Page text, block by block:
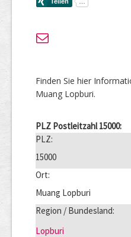
Finden Sie hier
Muang Lopburi.
PLZ Postleitzahl 15000:
PLZ:
15000
Ort:
Muang Lopburi
Region / Bundesland:
Lopburi